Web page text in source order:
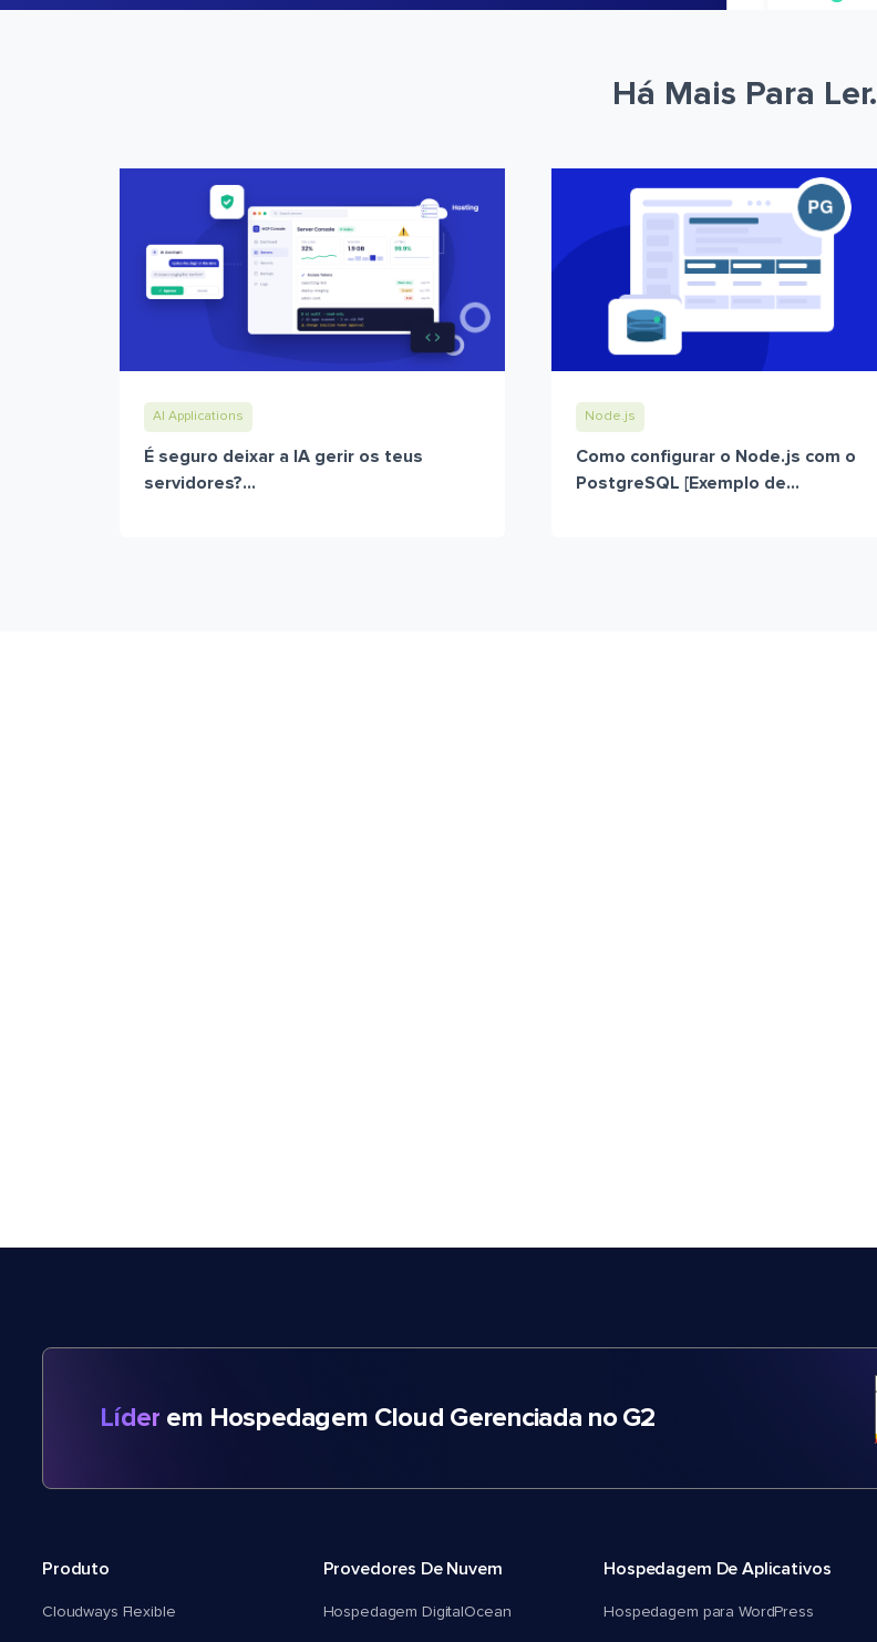
Há Mais Para Ler.
AI Applications
É seguro deixar a IA gerir os teus
servidores?...
Node.js
Como configurar o Node.js com o
PostgreSQL [Exemplo de...
Líder em Hospedagem Cloud Gerenciada no G2
Produto
Cloudways Flexible
Provedores De Nuvem
Hospedagem DigitalOcean
Hospedagem De Aplicativos
Hospedagem para WordPress